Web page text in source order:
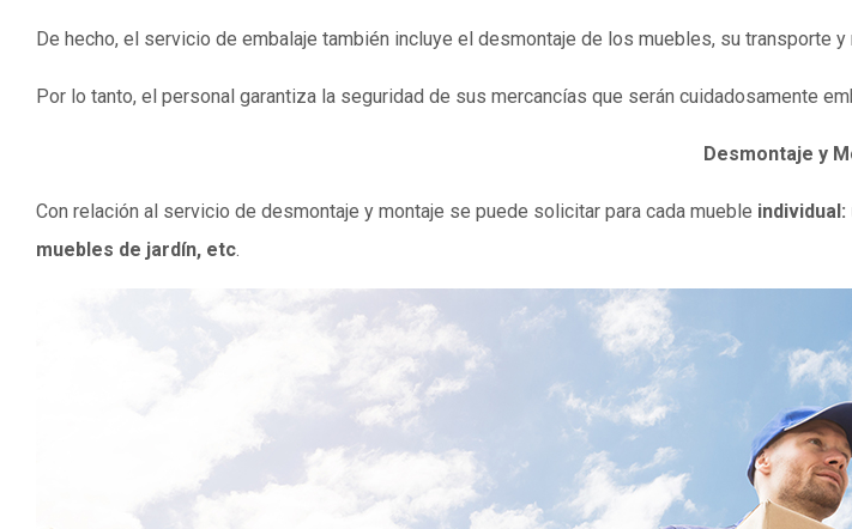
De hecho, el servicio de embalaje también incluye el desmontaje de los muebles, su transporte y
Por lo tanto, el personal garantiza la seguridad de sus mercancías que serán cuidadosamente
Desmontaje y
Con relación al servicio de desmontaje y montaje se puede solicitar para cada mueble
muebles de jardín, etc.